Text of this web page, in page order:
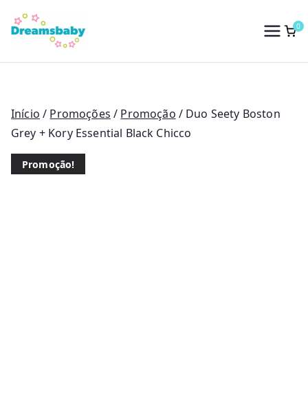
para
conteúdo
Dreams Baby
0
Início / Promoções / Promoção / Duo Seety Boston
Grey + Kory Essential Black Chicco
Promoção!